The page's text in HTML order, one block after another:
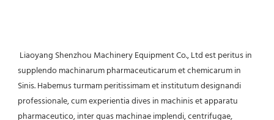
supplendo machinarum pharmaceuticarum et chemicarum in
Sinis. Habemus turmam peritissimam et institutum designandi
professionale, cum experientia dives in machinis et apparatu
pharmaceutico, inter quas machinae implendi, centrifugae,